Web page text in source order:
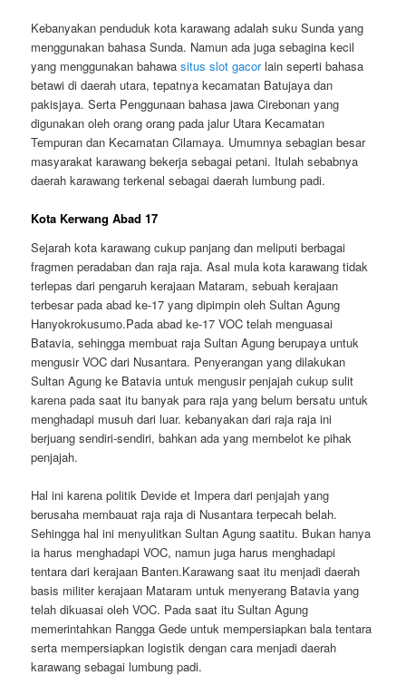
Kebanyakan penduduk kota karawang adalah suku Sunda yang
menggunakan bahasa Sunda. Namun ada juga sebagina kecil
yang menggunakan bahawasitus slot gacorlain seperti bahasa
betawi di daerah utara, tepatnya kecamatan Batujaya dan
pakisjaya. Serta Penggunaan bahasa jawa Cirebonan yang
digunakan oleh orang orang pada jalur Utara Kecamatan
Tempuran dan Kecamatan Cilamaya. Umumnya sebagian besar
masyarakat karawang bekerja sebagai petani. Itulah sebabnya
daerah karawang terkenal sebagai daerah lumbung padi.
Kota Kerwang Abad 17
Sejarah kota karawang cukup panjang dan meliputi berbagai
fragmen peradaban dan raja raja. Asal mula kota karawang tidak
terlepas dari pengaruh kerajaan Mataram, sebuah kerajaan
terbesar pada abad ke-17 yang dipimpin oleh Sultan Agung
Hanyokrokusumo.Pada abad ke-17 VOC telah menguasai
Batavia, sehingga membuat raja Sultan Agung berupaya untuk
mengusir VOC dari Nusantara. Penyerangan yang dilakukan
Sultan Agung ke Batavia untuk mengusir penjajah cukup sulit
karena pada saat itu banyak para raja yang belum bersatu untuk
menghadapi musuh dari luar. kebanyakan dari raja raja ini
berjuang sendiri-sendiri, bahkan ada yang membelot ke pihak
penjajah.
Hal ini karena politik Devide et Impera dari penjajah yang
berusaha membauat raja raja di Nusantara terpecah belah.
Sehingga hal ini menyulitkan Sultan Agung saatitu. Bukan hanya
ia harus menghadapi VOC, namun juga harus menghadapi
tentara dari kerajaan Banten.Karawang saat itu menjadi daerah
basis militer kerajaan Mataram untuk menyerang Batavia yang
telah dikuasai oleh VOC. Pada saat itu Sultan Agung
memerintahkan Rangga Gede untuk mempersiapkan bala tentara
serta mempersiapkan logistik dengan cara menjadi daerah
karawang sebagai lumbung padi.